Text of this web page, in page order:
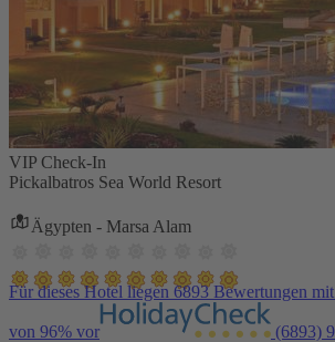
VIP Check-In
Pickalbatros Sea World Resort
Ägypten - Marsa Alam
Für dieses Hotel liegen 6893 Bewertungen
von 96% vor (6893)